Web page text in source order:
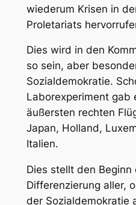
wiederum Krisen in
Proletariats
Dies wird in den
so sein, aber
Sozialdemokratie.
Laborexperiment gab
äußersten rechten
Japan, Holland,
Italien.
Dies stellt den
Differenzierung aller,
der Sozialdemokratie